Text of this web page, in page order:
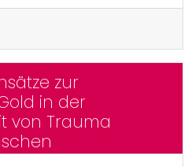
zur
in der
von Trauma